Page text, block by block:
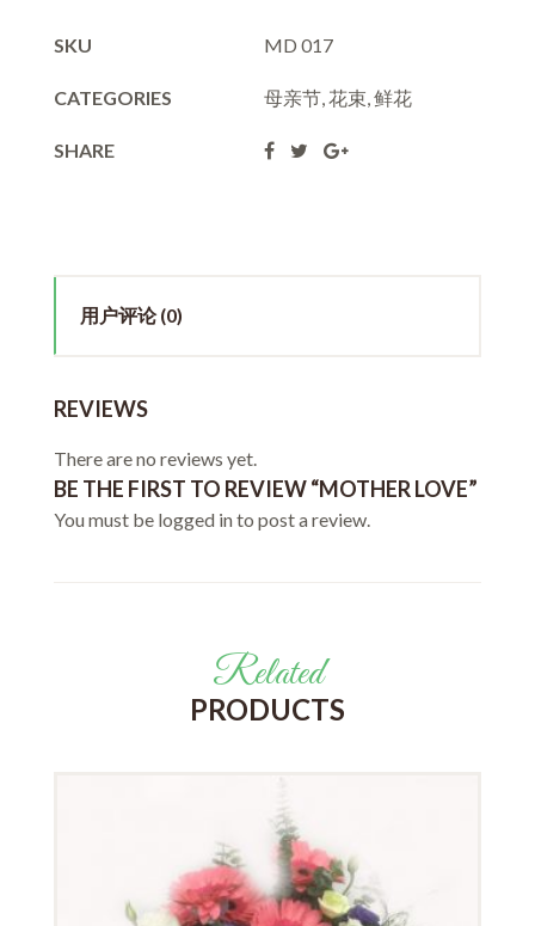
SKU MD 017
CATEGORIES 母亲节 花束 鲜花
SHARE
用户评论 (0)
REVIEWS
There are no reviews yet.
BE THE FIRST TO REVIEW “MOTHER LOVE”
You must be logged into post a review.
Related
PRODUCTS